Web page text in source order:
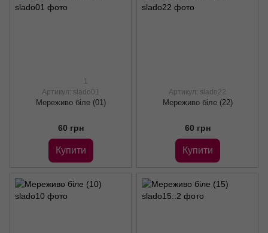
1
Артикул: slado01
Мереживо біле (01)
60 грн
Купити
Артикул: slado22
Мереживо біле (22)
60 грн
Купити